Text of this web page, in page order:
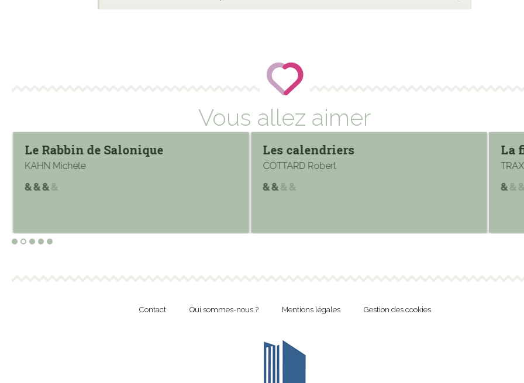
Vous allez aimer
Le Rabbin de Salonique
KAHN Michèle
Les calendriers
COTTARD Robert
La
Contact Qui sommes-nous ? Mentions légales Gestion des cookies